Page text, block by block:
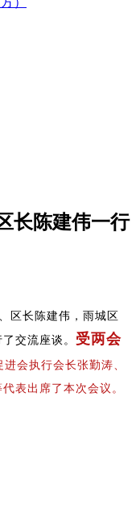
长陈建伟一行
区长陈建伟，雨城区
交流座谈。 受两会
会执行会长张勤涛、
表出席了本次会议。